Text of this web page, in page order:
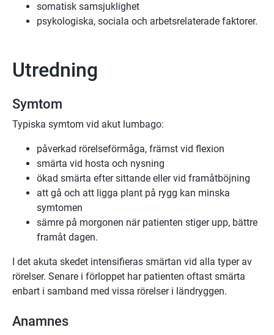
somatisk samsjuklighet
psykologiska, sociala och arbetsrelaterade faktorer.
Utredning
Symtom
Typiska symtom vid akut lumbago:
påverkad rörelseförmåga, främst vid flexion
smärta vid hosta och nysning
ökad smärta efter sittande eller vid framåtböjning
att gå och att ligga plant på rygg kan minska
symtomen
sämre på morgonen när patienten stiger upp, bättre
framåt dagen.
I det akuta skedet intensifieras smärtan vid alla typer av
rörelser. Senare i förloppet har patienten oftast smärta
enbart i samband med vissa rörelser i ländryggen.
Anamnes